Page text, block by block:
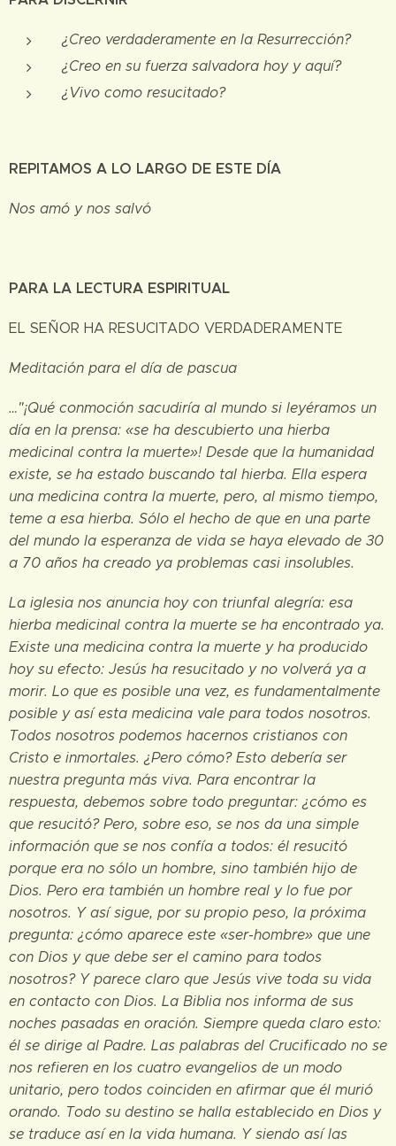
¿Creo verdaderamente en la Resurrección?
¿Creo en su fuerza salvadora hoy y aquí?
¿Vivo como resucitado?
REPITAMOS A LO LARGO DE ESTE DÍA
Nos amó y nos salvó
PARA LA LECTURA ESPIRITUAL
EL SEÑOR HA RESUCITADO VERDADERAMENTE
Meditación para el día de pascua
…"¡Qué conmoción sacudiría al mundo si leyéramos un
día en la prensa: «se ha descubierto una hierba
medicinal contra la muerte»! Desde que la humanidad
existe, se ha estado buscando tal hierba. Ella espera
una medicina contra la muerte, pero, al mismo tiempo,
teme a esa hierba. Sólo el hecho de que en una parte
del mundo la esperanza de vida se haya elevado de 30
a 70 años ha creado ya problemas casi insolubles.
La iglesia nos anuncia hoy con triunfal alegría: esa
hierba medicinal contra la muerte se ha encontrado ya.
Existe una medicina contra la muerte y ha producido
hoy su efecto: Jesús ha resucitado y no volverá ya a
morir. Lo que es posible una vez, es fundamentalmente
posible y así esta medicina vale para todos nosotros.
Todos nosotros podemos hacernos cristianos con
Cristo e inmortales. ¿Pero cómo? Esto debería ser
nuestra pregunta más viva. Para encontrar la
respuesta, debemos sobre todo preguntar: ¿cómo es
que resucitó? Pero, sobre eso, se nos da una simple
información que se nos confía a todos: él resucitó
porque era no sólo un hombre, sino también hijo de
Dios. Pero era también un hombre real y lo fue por
nosotros. Y así sigue, por su propio peso, la próxima
pregunta: ¿cómo aparece este «ser-hombre» que une
con Dios y que debe ser el camino para todos
nosotros? Y parece claro que Jesús vive toda su vida
en contacto con Dios. La Biblia nos informa de sus
noches pasadas en oración. Siempre queda claro esto:
él se dirige al Padre. Las palabras del Crucificado no se
nos refieren en los cuatro evangelios de un modo
unitario, pero todos coinciden en afirmar que él murió
orando. Todo su destino se halla establecido en Dios y
se traduce así en la vida humana. Y siendo así las